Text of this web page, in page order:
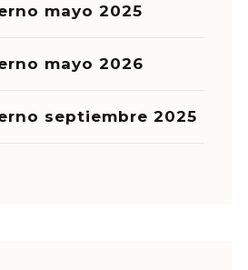
mayo 2025
mayo 2026
septiembre 2025